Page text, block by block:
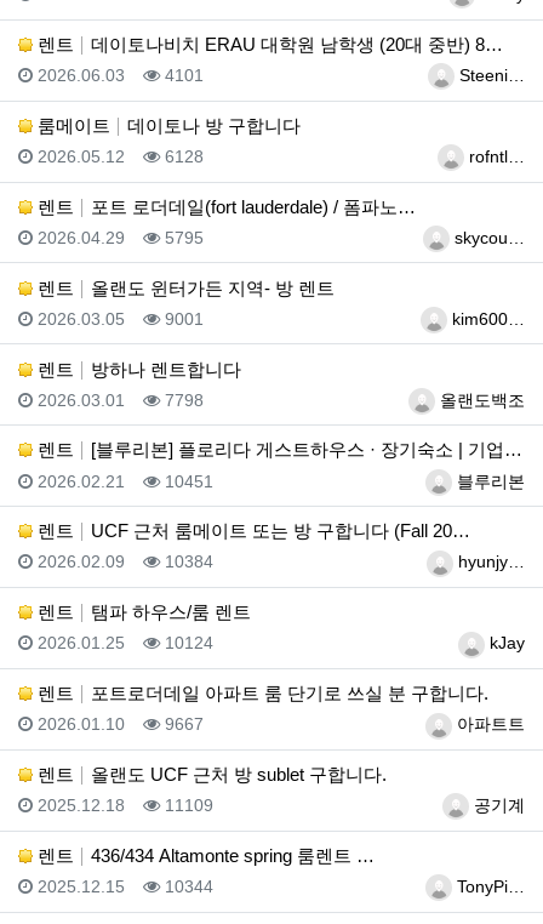
렌트 데이토나비치 ERAU 대학원 남학생 (20대 중반) 8…
등록자Steeni…
등록일
2026.06.03 조회
4101
룸메이트 데이토나 방 구합니다
등록자rofntl…
등록일
2026.05.12 조회
6128
렌트 포트 로더데일(fort lauderdale) / 폼파노…
등록자skycou…
등록일
2026.04.29 조회
5795
렌트 올랜도 윈터가든 지역- 방 렌트
등록자kim600…
등록일
2026.03.05 조회
9001
렌트 방하나 렌트합니다
등록자올랜도백조
등록일
2026.03.01 조회
7798
렌트 [블루리본] 플로리다 게스트하우스 · 장기숙소 | 기업…
등록자블루리본
등록일
2026.02.21 조회
10451
렌트 UCF 근처 룸메이트 또는 방 구합니다 (Fall 20…
등록자hyunjy…
등록일
2026.02.09 조회
10384
렌트 탬파 하우스/룸 렌트
등록자kJay
등록일
2026.01.25 조회
10124
렌트 포트로더데일 아파트 룸 단기로 쓰실 분 구합니다.
등록자아파트트
등록일
2026.01.10 조회
9667
렌트 올랜도 UCF 근처 방 sublet 구합니다.
등록자공기계
등록일
2025.12.18 조회
11109
렌트 436/434 Altamonte spring 룸렌트 …
등록자TonyPi…
등록일
2025.12.15 조회
10344